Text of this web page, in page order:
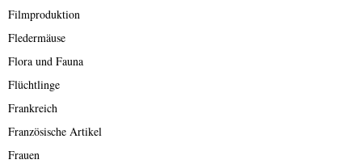
Filmproduktion
Fledermäuse
Flora und Fauna
Flüchtlinge
Frankreich
Französische Artikel
Frauen